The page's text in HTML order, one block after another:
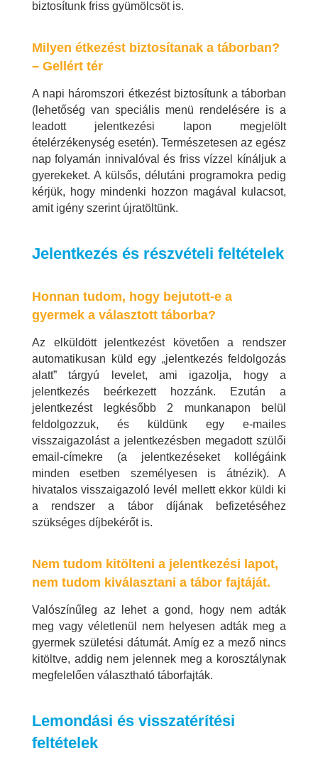
biztosítunk friss gyümölcsöt is.
Milyen étkezést biztosítanak a táborban?
– Gellért tér
A napi háromszori étkezést biztosítunk a táborban
(lehetőség van speciális menü rendelésére is a
leadott jelentkezési lapon megjelölt
ételérzékenység esetén). Természetesen az egész
nap folyamán innivalóval és friss vízzel kínáljuk a
gyerekeket. A külsős, délutáni programokra pedig
kérjük, hogy mindenki hozzon magával kulacsot,
amit igény szerint újratöltünk.
Jelentkezés és részvételi feltételek
Honnan tudom, hogy bejutott-e a
gyermek a választott táborba?
Az elküldött jelentkezést követően a rendszer
automatikusan küld egy „jelentkezés feldolgozás
alatt” tárgyú levelet, ami igazolja, hogy a
jelentkezés beérkezett hozzánk. Ezután a
jelentkezést legkésőbb 2 munkanapon belül
feldolgozzuk, és küldünk egy e-mailes
visszaigazolást a jelentkezésben megadott szülői
email-címekre (a jelentkezéseket kollégáink
minden esetben személyesen is átnézik). A
hivatalos visszaigazoló levél mellett ekkor küldi ki
a rendszer a tábor díjának befizetéséhez
szükséges díjbekérőt is.
Nem tudom kitölteni a jelentkezési lapot,
nem tudom kiválasztani a tábor fajtáját.
Valószínűleg az lehet a gond, hogy nem adták
meg vagy véletlenül nem helyesen adták meg a
gyermek születési dátumát. Amíg ez a mező nincs
kitöltve, addig nem jelennek meg a korosztálynak
megfelelően választható táborfajták.
Lemondási és visszatérítési
feltételek